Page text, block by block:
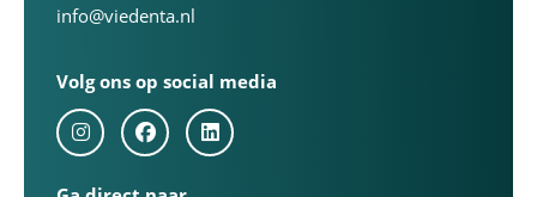
info@viedenta.nl
Volg ons op social media